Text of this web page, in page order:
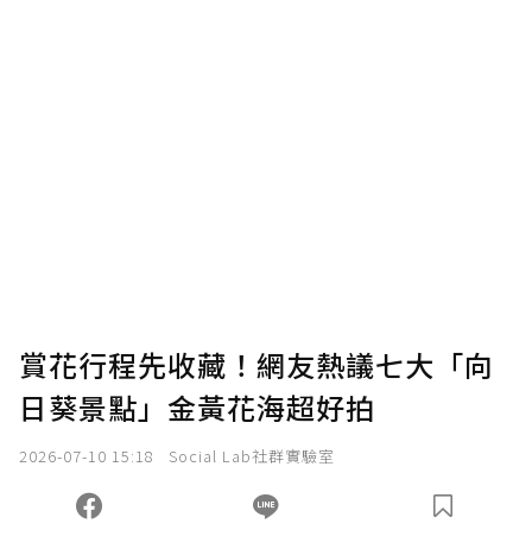
賞花行程先收藏！網友熱議七大「向
日葵景點」金黃花海超好拍
2026-07-10 15:18 Social Lab社群實驗室